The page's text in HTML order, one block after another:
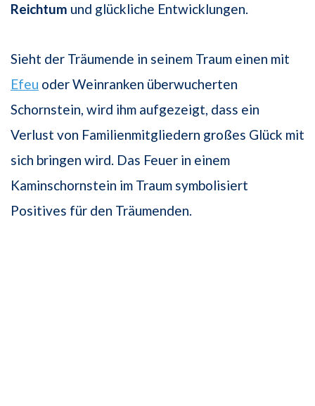
Reichtum und glückliche Entwicklungen.
Sieht der Träumende in seinem Traum einen mit
Efeu oder Weinranken überwucherten
Schornstein, wird ihm aufgezeigt, dass ein
Verlust von Familienmitgliedern großes Glück mit
sich bringen wird. Das Feuer in einem
Kaminschornstein im Traum symbolisiert
Positives für den Träumenden.